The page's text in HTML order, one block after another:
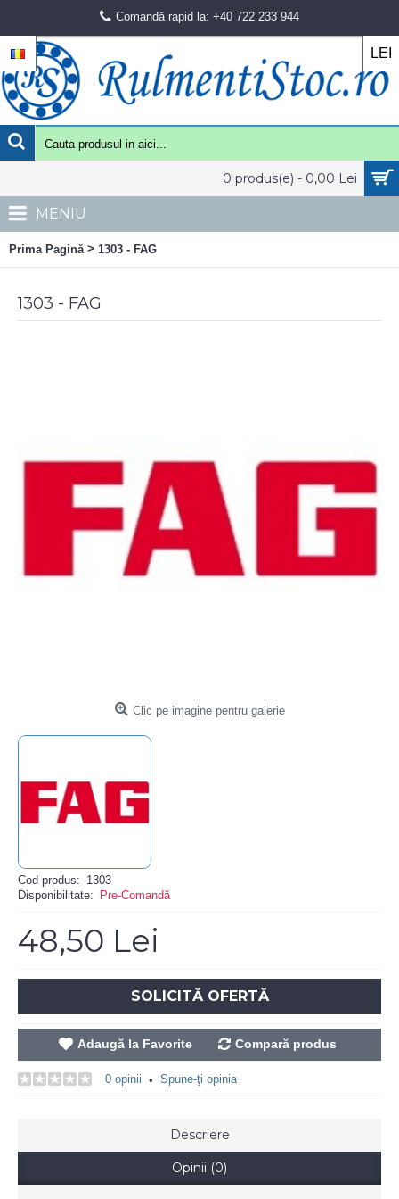
Comandă rapid la: +40 722 233 944
LEI
0 produs(e) - 0,00 Lei
MENIU
Prima Pagină > 1303 - FAG
1303 - FAG
Clic pe imagine pentru galerie
Cod produs: 1303
Disponibilitate:
Pre-Comandă
48,50 Lei
SOLICITĂ OFERTĂ
Adaugă la Favorite Compară produs
0 opinii • Spune-ţi opinia
Descriere
Opinii (0)